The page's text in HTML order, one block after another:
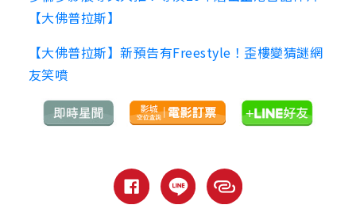
【大佛普拉斯】
【大佛普拉斯】新預告有Freestyle！歪樓變猜謎網
友笑噴